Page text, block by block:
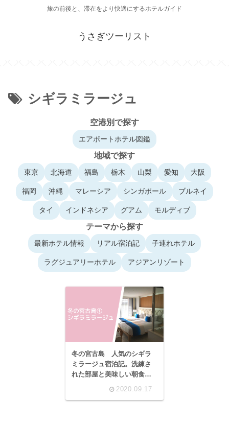
旅の前後と、滞在をより快適にするホテルガイド
うさぎツーリスト
シギラミラージュ
空港別で探す
エアポートホテル図鑑
地域で探す
東京 北海道 福島 栃木 山梨 愛知 大阪
福岡 沖縄 マレーシア シンガポール ブルネイ
タイ インドネシア グアム モルディブ
テーマから探す
最新ホテル情報 リアル宿泊記 子連れホテル
ラグジュアリーホテル アジアンリゾート
冬の宮古島 人気のシギラ
ミラージュ宿泊記。洗練さ
れた部屋と美味しい朝食に
2020.09.17